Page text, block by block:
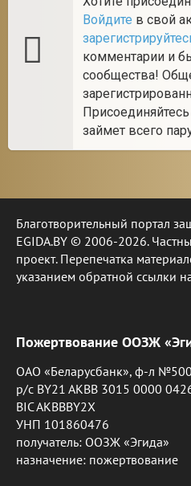
Войдите в свой
комментарии и
сообщества!
займет всего
Благотворительный портал
EGIDA.BY © 2006-2026.
проект. Перепечатка
указанием обратной ссылки
Пожертвование ООЗЖ
ОАО «Беларусбанк», ф-л №500
р/с BY21 AKBB 3015 0000
BIC AKBBBY2X
УНП 101860476
получатель: ООЗЖ «Эгида»
назначение: пожертвование